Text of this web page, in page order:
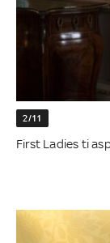
2/11
First Ladies ti